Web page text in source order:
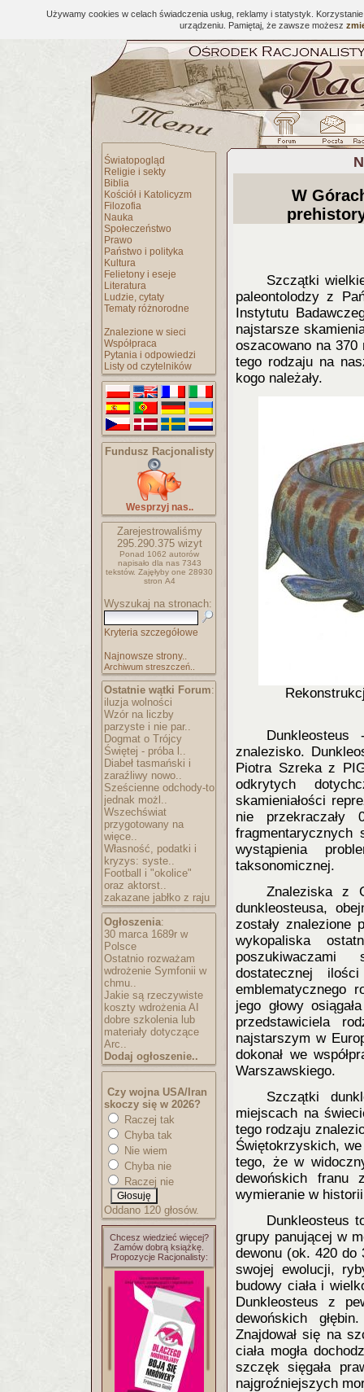
Używamy cookies w celach świadczenia usług, reklamy i statystyk.
urządzeniu. Pamiętaj, że zawsze możesz
Światopogląd
Religie i sekty
Biblia
Kościół i Katolicyzm
Filozofia
Nauka
Społeczeństwo
Prawo
Państwo i polityka
Kultura
Felietony i eseje
Literatura
Ludzie, cytaty
Tematy różnorodne
Znalezione w sieci
Współpraca
Pytania i odpowiedzi
Listy od czytelników
Fundusz Racjonalisty
Wesprzyj nas..
Zarejestrowaliśmy
295.290.375wizyt
Ponad 1062 autorów
napisało dla nas 7343
tekstów. Zajęłyby one 28930
stron A4
Wyszukaj na stronach:
Kryteria szczegółowe
Najnowsze strony..
Archiwum streszczeń..
Ostatnie wątki Forum:
iluzja wolności
Wzór na liczby
parzyste i nie par..
Dogmat o Trójcy
Świętej - próba l..
Diabeł tasmański i
zaraźliwy nowo..
Sześcienne odchody-to
jednak możl..
Wszechświat
przygotowany na
więce..
Własność, podatki i
kryzys: syste..
Football i "okolice"
oraz aktorst..
zakazane jabłko z raju
Ogłoszenia:
30 marca 1689r w
Polsce
Ostatnio rozważam
wdrożenie Symfonii w
chmu..
Jakie są rzeczywiste
koszty wdrożenia AI
dobre szkolenia lub
materiały dotyczące
Arc..
Dodaj ogłoszenie..
Czy wojna USA/Iran
skoczy się w 2026?
Raczej tak
Chyba tak
Nie wiem
Chyba nie
Raczej nie
Oddano 120 głosów.
Chcesz wiedzieć więcej?
Zamów dobrą książkę.
Propozycje Racjonalisty:
W
Szczątki
paleontolodzy z
Instytutu
najstarsze
oszacowano na 370
tego rodzaju na
kogo należały.
Dunkleosteus
znalezisko.
Piotra Szreka z
odkrytych
skamieniałości
nie przekraczały
fragmentarycznych
wystąpienia
taksonomicznej.
Znaleziska z
dunkleosteusa,
zostały znalezione
wykopaliska
poszukiwaczami
dostatecznej
emblematycznego
jego głowy
przedstawiciela
najstarszym w
dokonał we
Warszawskiego.
Szczątki
miejscach na
tego rodzaju
Świętokrzyskich, we
tego, że w
dewońskich franu
wymieranie w
Dunkleosteus
grupy panującej w
dewonu (ok. 420
swojej ewolucji,
budowy ciała i
Dunkleosteus z
dewońskich
Znajdował się na
ciała mogła
szczęk sięgała
najgroźniejszych